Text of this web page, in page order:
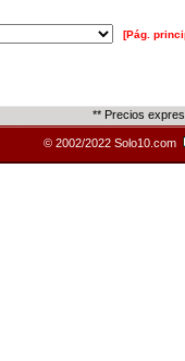
[Pág.
** Precios
© 2002/2022 Solo10.com